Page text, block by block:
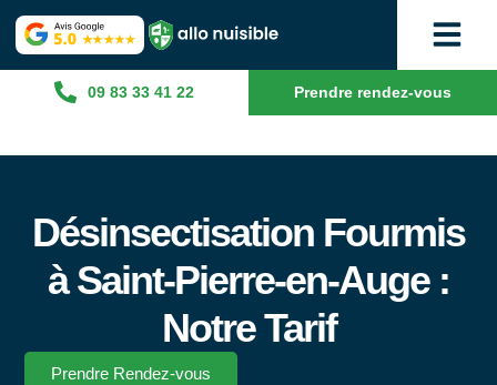
09 83 33 41 22 Prendre rendez-vous
Désinsectisation Fourmis
à Saint-Pierre-en-Auge :
Notre Tarif
Prendre Rendez-vous